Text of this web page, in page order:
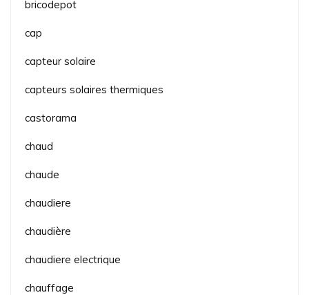
bricodepot
cap
capteur solaire
capteurs solaires thermiques
castorama
chaud
chaude
chaudiere
chaudière
chaudiere electrique
chauffage